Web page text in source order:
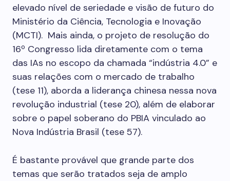
elevado nível de seriedade e visão de futuro do
Ministério da Ciência, Tecnologia e Inovação
(MCTI). Mais ainda, o projeto de resolução do
16º Congresso lida diretamente com o tema
das IAs no escopo da chamada “indústria 4.0” e
suas relações com o mercado de trabalho
(tese 11), aborda a liderança chinesa nessa nova
revolução industrial (tese 20), além de elaborar
sobre o papel soberano do PBIA vinculado ao
Nova Indústria Brasil (tese 57).
É bastante provável que grande parte dos
temas que serão tratados seja de amplo